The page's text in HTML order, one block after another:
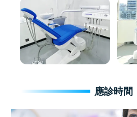
應診時間